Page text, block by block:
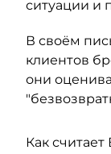
ситуации и
В своём
клиентов
они
Как